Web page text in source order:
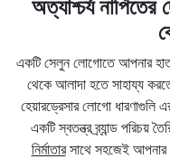
অত্যাশ্চর্য
একটি সেলুন লোগোতে আপনার হাত
থেকে আলাদা হতে সাহায্য
হেয়ারড্রেসার লোগো ধারণাগুলি
একটি স্বতন্ত্র ব্র্যান্ড পরিচয়
নির্মাতারসাথে সহজেই আপনার